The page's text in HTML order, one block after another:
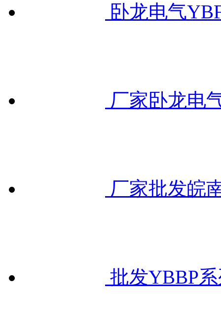
卧龙电气
厂家卧龙电
厂家批发皖
批发YBBP